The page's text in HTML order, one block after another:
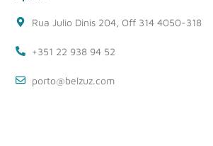
Rua Julio Dinis 204, Off 314 4050-318
+351 22 938 94 52
porto@belzuz.com